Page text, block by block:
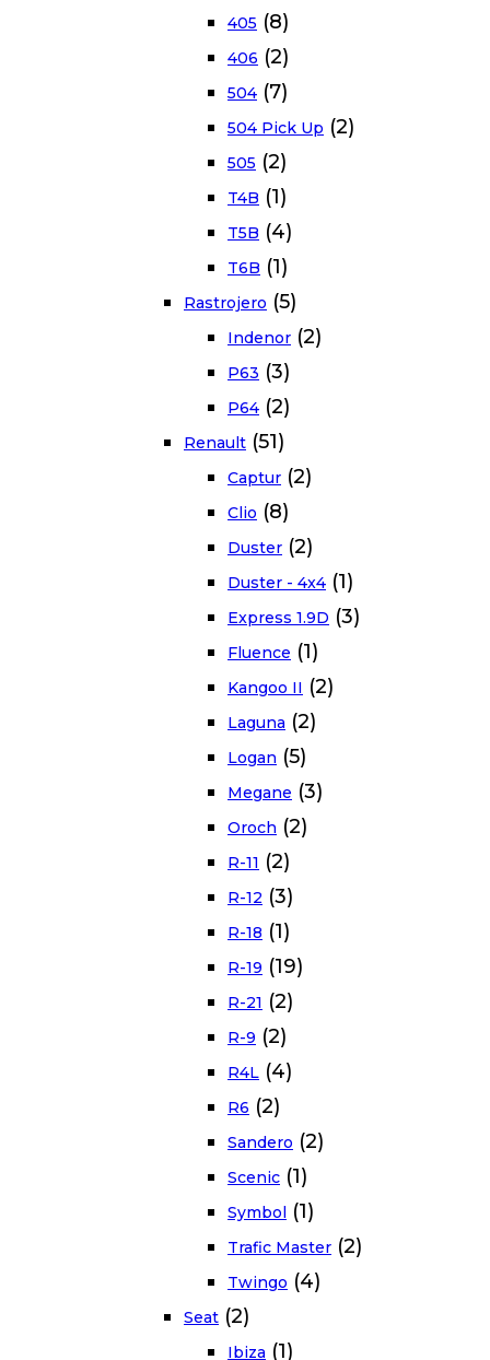
405 (8)
406 (2)
504 (7)
504 Pick Up (2)
505 (2)
T4B (1)
T5B (4)
T6B (1)
Rastrojero (5)
Indenor (2)
P63 (3)
P64 (2)
Renault (51)
Captur (2)
Clio (8)
Duster (2)
Duster - 4x4 (1)
Express 1.9D (3)
Fluence (1)
Kangoo II (2)
Laguna (2)
Logan (5)
Megane (3)
Oroch (2)
R-11 (2)
R-12 (3)
R-18 (1)
R-19 (19)
R-21 (2)
R-9 (2)
R4L (4)
R6 (2)
Sandero (2)
Scenic (1)
Symbol (1)
Trafic Master (2)
Twingo (4)
Seat (2)
Ibiza (1)